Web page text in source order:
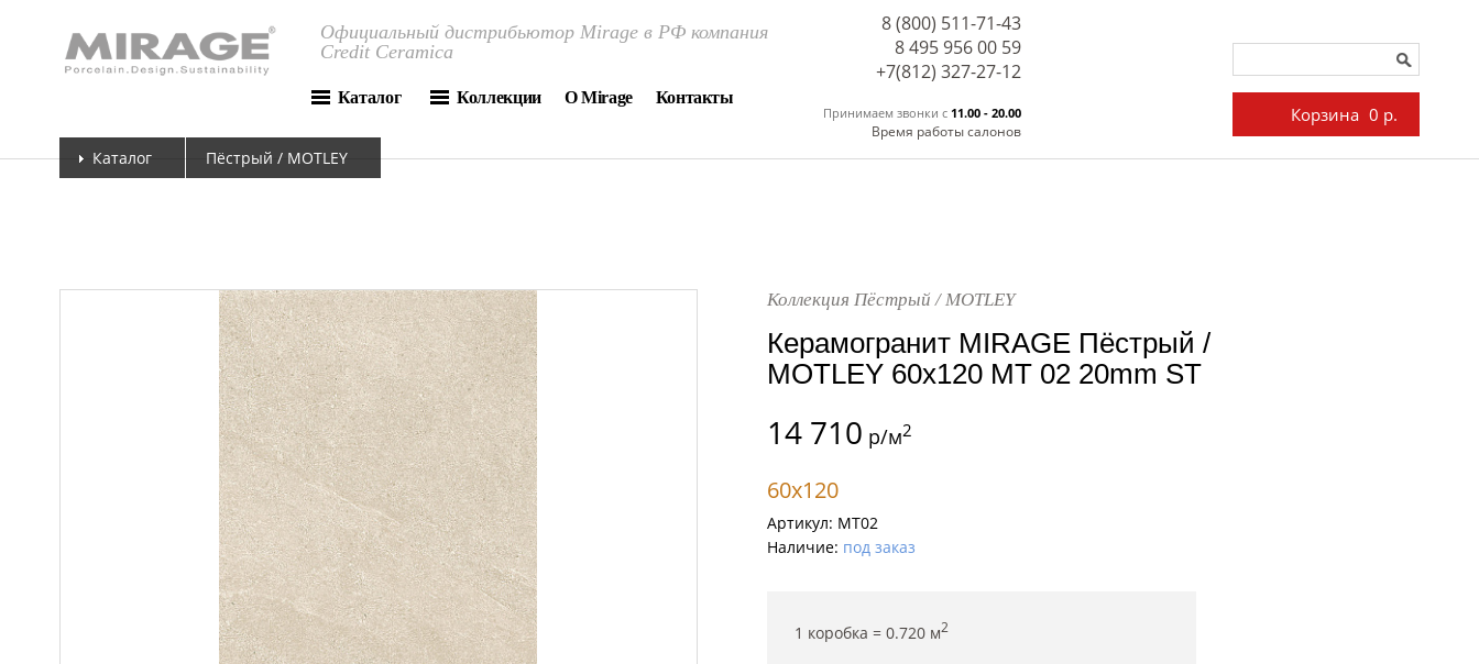
Официальный дистрибьютор Mirage в РФ компания
Credit Ceramica
Каталог Коллекции О Mirage Контакты
8 (800) 511-71-43
8 495 956 00 59
Принимаем звонки c 11.00 - 20.00
Время работы салонов
+7(812) 327-27-12
Корзина 0 р.
Каталог Пёстрый / MOTLEY
Коллекция Пёстрый / MOTLEY
Керамогранит MIRAGE Пёстрый /
MOTLEY 60x120 MT 02 20mm ST
14 710 р/м2
60x120
Артикул: MT02
Наличие: под заказ
1 коробка = 0.720м2